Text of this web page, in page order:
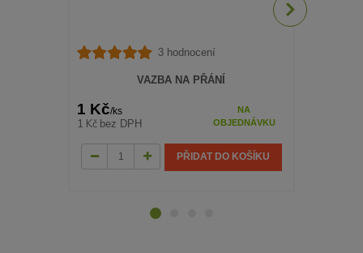
3 hodnocení
VAZBA NA PŘÁNÍ
1 Kč/ks
1 Kč bez DPH
NA
OBJEDNÁVKU
PŘIDAT DO KOŠÍKU